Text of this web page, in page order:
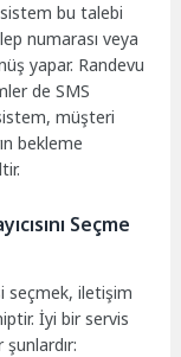
bu talebi
numarası veya
yapar. Randevu
de SMS
müşteri
bekleme
Seçme
seçmek, iletişim
İyi bir servis
şunlardır: